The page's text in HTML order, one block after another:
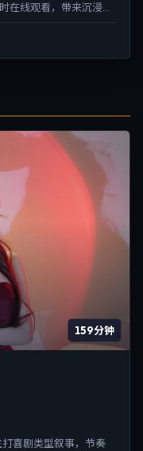
在线观看，带来沉浸式
159分钟
打喜剧类型叙事，节奏